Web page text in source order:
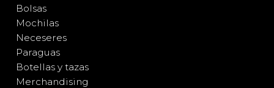
Bolsas
Mochilas
Neceseres
Paraguas
Botellas y tazas
Merchandising